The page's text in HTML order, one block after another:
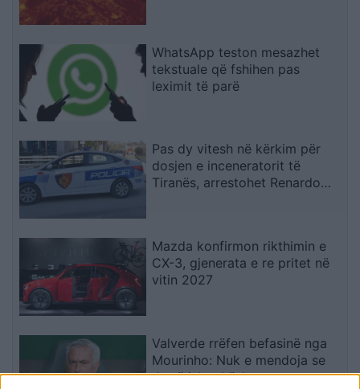
WhatsApp teston mesazhet
tekstuale që fshihen pas
leximit të parë
Pas dy vitesh në kërkim për
dosjen e inceneratorit të
Tiranës, arrestohet Renardo
Mazda konfirmon rikthimin e
CX-3, gjenerata e re pritet në
vitin 2027
Valverde rrëfen befasinë nga
Mourinho: Nuk e mendoja se
do të ishte kështu